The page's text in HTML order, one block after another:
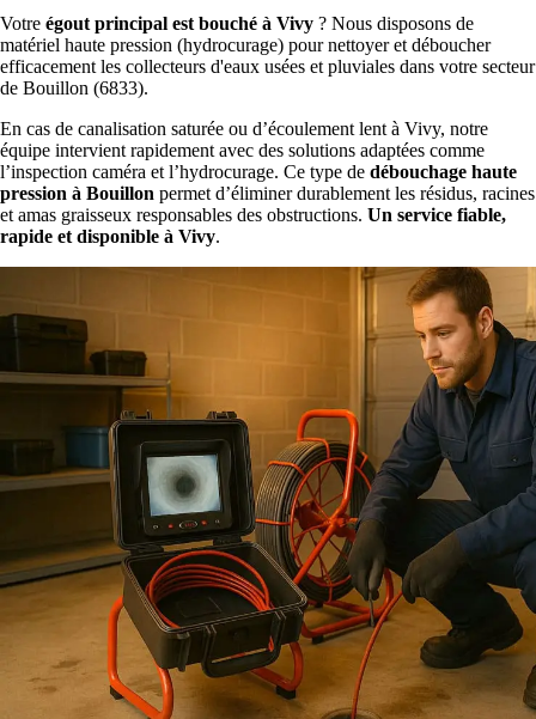
Votre égout principal est bouché à Vivy ? Nous disposons de
matériel haute pression (hydrocurage) pour nettoyer et déboucher
efficacement les collecteurs d'eaux usées et pluviales dans votre secteur
de Bouillon (6833).
En cas de canalisation saturée ou d’écoulement lent à Vivy, notre
équipe intervient rapidement avec des solutions adaptées comme
l’inspection caméra et l’hydrocurage. Ce type de débouchage haute
pression à Bouillon permet d’éliminer durablement les résidus, racines
et amas graisseux responsables des obstructions. Un service fiable,
rapide et disponible à Vivy.